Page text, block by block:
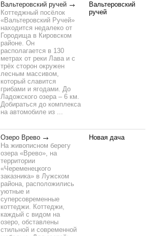
Вальтеровский ручей
Коттеджный посёлок
«Вальтеровский Ручей»
находится недалеко от
Городища в Кировском
районе. Он
располагается в 130
метрах от реки Лава и с
трёх сторон окружен
лесным массивом,
который славится
грибами и ягодами. До
Ладожского озера – 6 км.
Добираться до комплекса
на автомобиле из ...
Вальтеровский
ручей
Озеро Врево
На живописном берегу
озера «Врево», на
территории
«Череменецкого
заказника» в Лужском
района, расположились
уютные и
суперсовременные
коттеджи. Коттеджи,
каждый с видом на
озеро, обставлены
стильной и современной
Новая дача